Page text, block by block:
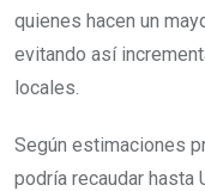
quienes hacen un
evitando así
locales.
Según estimaciones
podría recaudar hasta